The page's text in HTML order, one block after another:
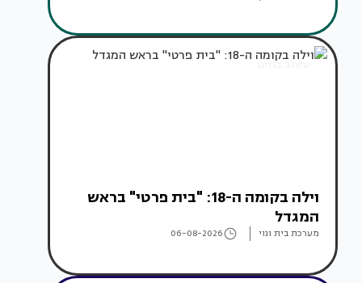
עיצוב בתים
וילה בקומה ה-18: "בית פרטי" בראש
המגדל
מערכת בית ונוי 06-08-2026